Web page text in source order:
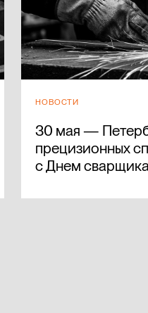
НОВОСТИ
30 мая —
прецизионных
с Днем